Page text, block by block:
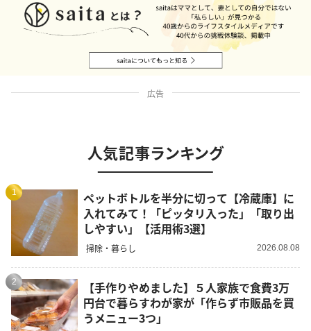
広告
人気記事ランキング
1
ペットボトルを半分に切って【冷蔵庫】に
入れてみて！「ピッタリ入った」「取り出
しやすい」【活用術3選】
掃除・暮らし 2026.08.08
2
【手作りやめました】５人家族で食費3万
円台で暮らすわが家が「作らず市販品を買
うメニュー3つ」